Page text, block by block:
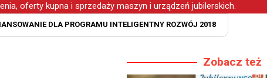
oferty kupna i sprzedaży maszyn i urządzeń jubilerskich.
DLA PROGRAMU INTELIGENTNY ROZWÓJ 2018
Zobacz też